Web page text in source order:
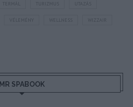
TERMÁL TURIZMUS UTAZÁS
WIZZAIR
MR SPABOOK